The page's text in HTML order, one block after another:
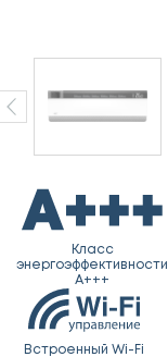
Класс
энергоэффективности
A+++
Встроенный Wi-Fi